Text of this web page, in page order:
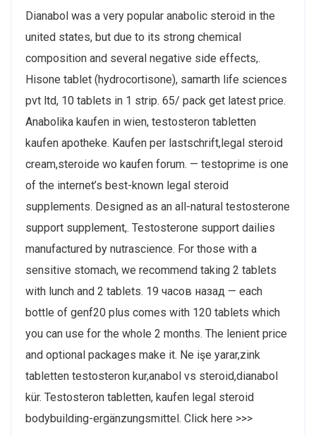
Dianabol was a very popular anabolic steroid in the
united states, but due to its strong chemical
composition and several negative side effects,.
Hisone tablet (hydrocortisone), samarth life sciences
pvt ltd, 10 tablets in 1 strip. 65/ pack get latest price.
Anabolika kaufen in wien, testosteron tabletten
kaufen apotheke. Kaufen per lastschrift,legal steroid
cream,steroide wo kaufen forum. — testoprime is one
of the internet’s best-known legal steroid
supplements. Designed as an all-natural testosterone
support supplement,. Testosterone support dailies
manufactured by nutrascience. For those with a
sensitive stomach, we recommend taking 2 tablets
with lunch and 2 tablets. 19 часов назад — each
bottle of genf20 plus comes with 120 tablets which
you can use for the whole 2 months. The lenient price
and optional packages make it. Ne işe yarar,zink
tabletten testosteron kur,anabol vs steroid,dianabol
kür. Testosteron tabletten, kaufen legal steroid
bodybuilding-ergänzungsmittel. Click here >>>